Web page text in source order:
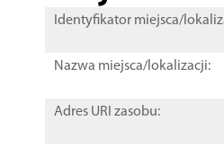
Identyfikator miejsca/
Nazwa miejsca/lokalizacji:
Adres URI zasobu: